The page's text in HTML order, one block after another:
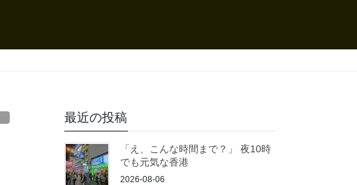
最近の投稿
「え、こんな時間まで？」 夜10時
でも元気な香港
2026-08-06